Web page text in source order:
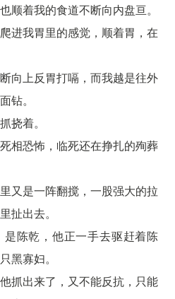
顺着我的食道不断向内盘亘。
进我胃里的感觉，顺着胃，在
向上反胃打嗝，而我越是往外
钻。
挠着。
相恐怖，临死还在挣扎的殉葬
又是一阵翻搅，一股强大的拉
扯出去。
陈乾，他正一手去驱赶着陈
黑寡妇。
抓出来了，又不能反抗，只能